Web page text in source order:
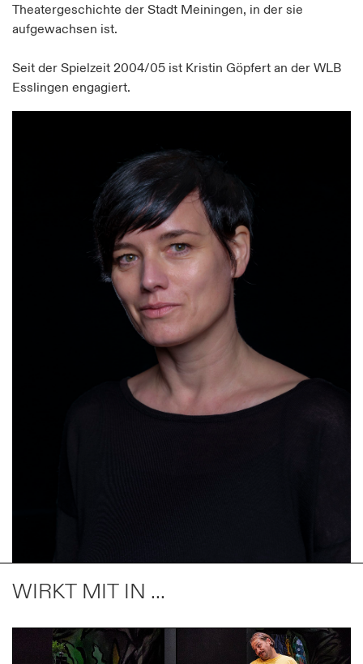
Theatergeschichte der Stadt Meiningen, in der sie
aufgewachsen ist.
Seit der Spielzeit 2004/05 ist Kristin Göpfert an der WLB
Esslingen engagiert.
WIRKT MIT IN ...